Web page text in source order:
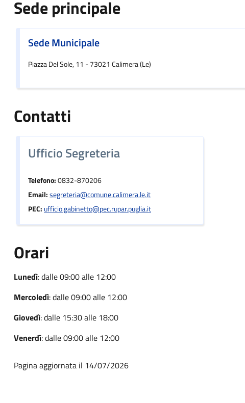
Sede principale
Sede Municipale
Piazza Del Sole, 11 - 73021 Calimera (Le)
Contatti
Ufficio Segreteria
Telefono:0832-870206
Email:segreteria@comune.calimera.le.it
PEC: ufficio.gabinetto@pec.rupar.puglia.it
Orari
Lunedì: dalle 09:00 alle 12:00
Mercoledì: dalle 09:00 alle 12:00
Giovedì: dalle 15:30 alle 18:00
Venerdì: dalle 09:00 alle 12:00
Pagina aggiornata il 14/07/2026